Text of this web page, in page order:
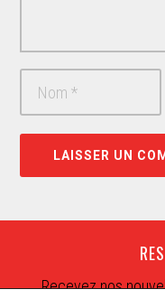
Recevez nos